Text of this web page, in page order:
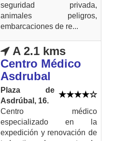
seguridad privada,
animales peligros,
embarcaciones de re...
A 2.1 kms
Centro Médico
Asdrubal
Plaza de
Asdrúbal, 16.
Centro médico
especializado en la
expedición y renovación de